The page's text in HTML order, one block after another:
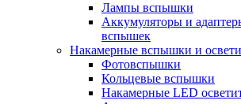
Лампы вспышки
Аккумуляторы и
вспышек
Накамерные вспышки и
Фотовспышки
Кольцевые вспышки
Накамерные LED